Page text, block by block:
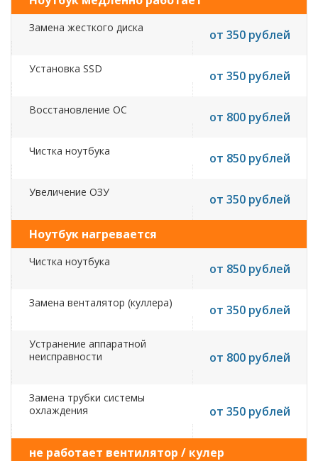
Замена жесткого диска от 350 рублей
Установка SSD от 350 рублей
Восстановление ОС от 800 рублей
Чистка ноутбука от 850 рублей
Увеличение ОЗУ от 350 рублей
Ноутбук нагревается
Чистка ноутбука от 850 рублей
Замена венталятор (куллера) от 350 рублей
Устранение аппаратной
неисправности
от 800 рублей
Замена трубки системы
охлаждения
от 350 рублей
не работает вентилятор / кулер